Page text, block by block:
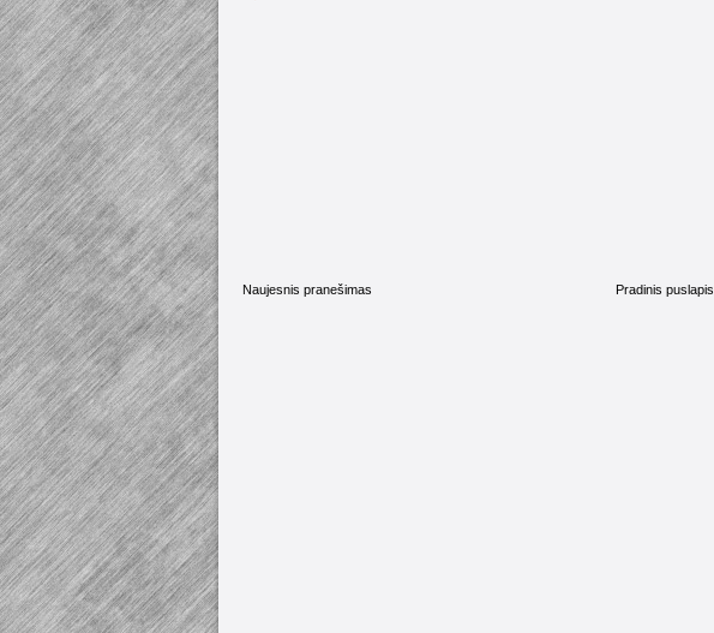
Naujesnis pranešimas Pradinis puslapis